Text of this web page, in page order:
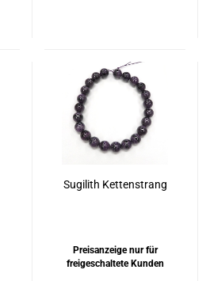
Sugilith Kettenstrang
Preisanzeige nur für
freigeschaltete Kunden